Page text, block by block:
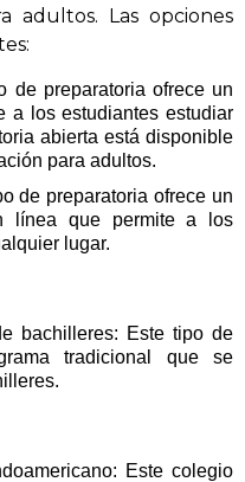
adultos. Las opciones
de preparatoria ofrece un
a los estudiantes estudiar
abierta está disponible
para adultos.
de preparatoria ofrece un
línea que permite a los
lugar.
bachilleres: Este tipo de
tradicional que se
Este colegio